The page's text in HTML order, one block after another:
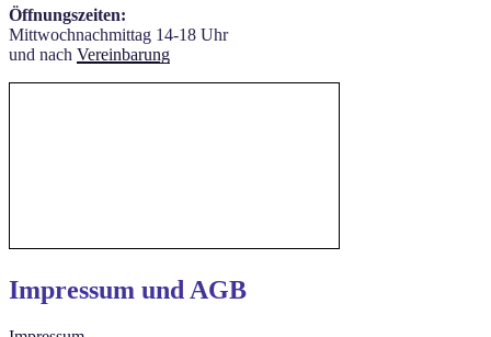
Öffnungszeiten:
Mittwochnachmittag 14-18 Uhr
und nach Vereinbarung
Impressum und AGB